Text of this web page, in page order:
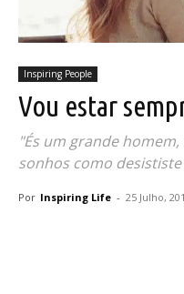
Inspiring People
Vou estar
"És um grande
sonhos como
Por Inspiring Life - 25 Julho,